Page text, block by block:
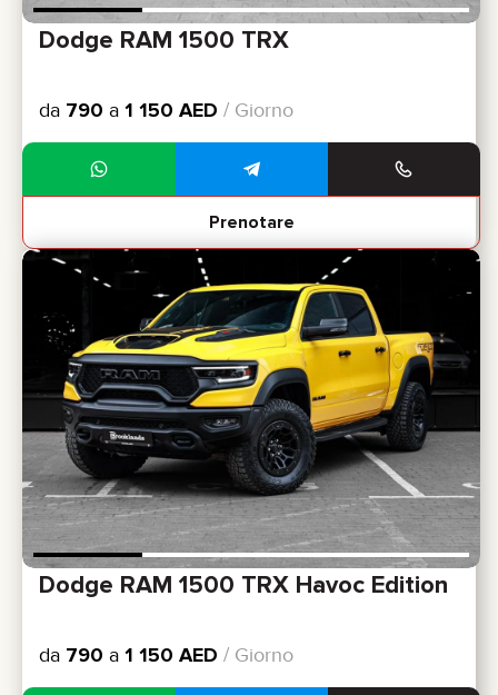
Dodge RAM 1500 TRX
da 790 a 1 150 AED / Giorno
Prenotare
Dodge RAM 1500 TRX Havoc Edition
da 790 a 1 150 AED / Giorno